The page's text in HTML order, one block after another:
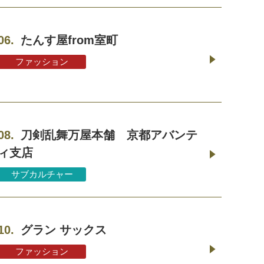
たんす屋from室町
ファッション
刀剣乱舞万屋本舗 京都アバンテ
支店
サブカルチャー
グラン サックス
ファッション